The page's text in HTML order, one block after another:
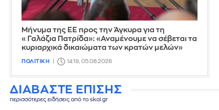
Μήνυμα της ΕΕ προς την Άγκυρα για τη
«Γαλάζια Πατρίδα»: «Αναμένουμε να σέβεται τα
κυριαρχικά δικαιώματα των κρατών μελών»
ΠΟΛΙΤΙΚΗ 14:19, 05.08.2026
ΔΙΑΒΑΣΤΕ ΕΠΙΣΗΣ
περισσότερες ειδήσεις από το skai.gr